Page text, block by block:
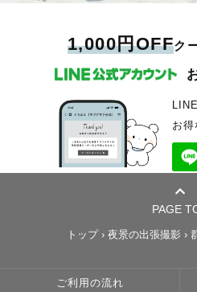
1,000円OFFク
お得
PAGE
トップ› 夜景の出張撮影 ›
ご利用の流れ